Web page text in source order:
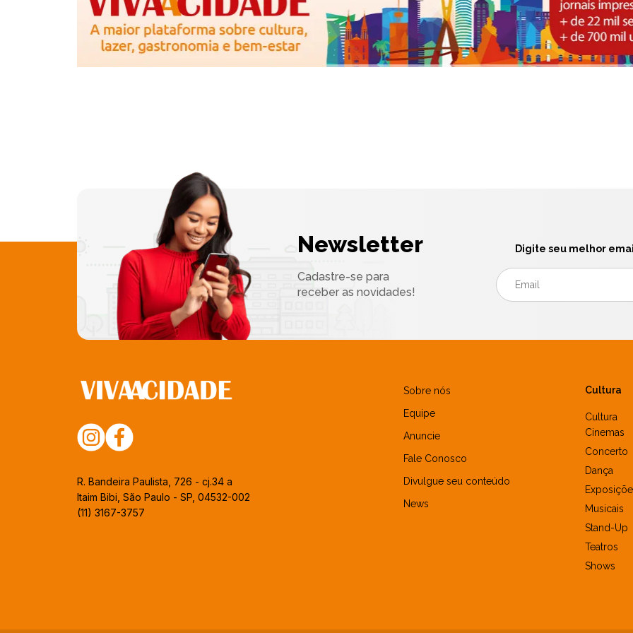
Newsletter
Cadastre-se para
receber as novidades!
Digite seu melhor
R. Bandeira Paulista, 726 - cj.34 a
Itaim Bibi, São Paulo - SP, 04532-002
(11) 3167-3757
Sobre nós
Equipe
Anuncie
Fale Conosco
Divulgue seu conteúdo
News
Cultura
Cultura
Cinemas
Concerto
Dança
Musicais
Stand-Up
Teatros
Shows